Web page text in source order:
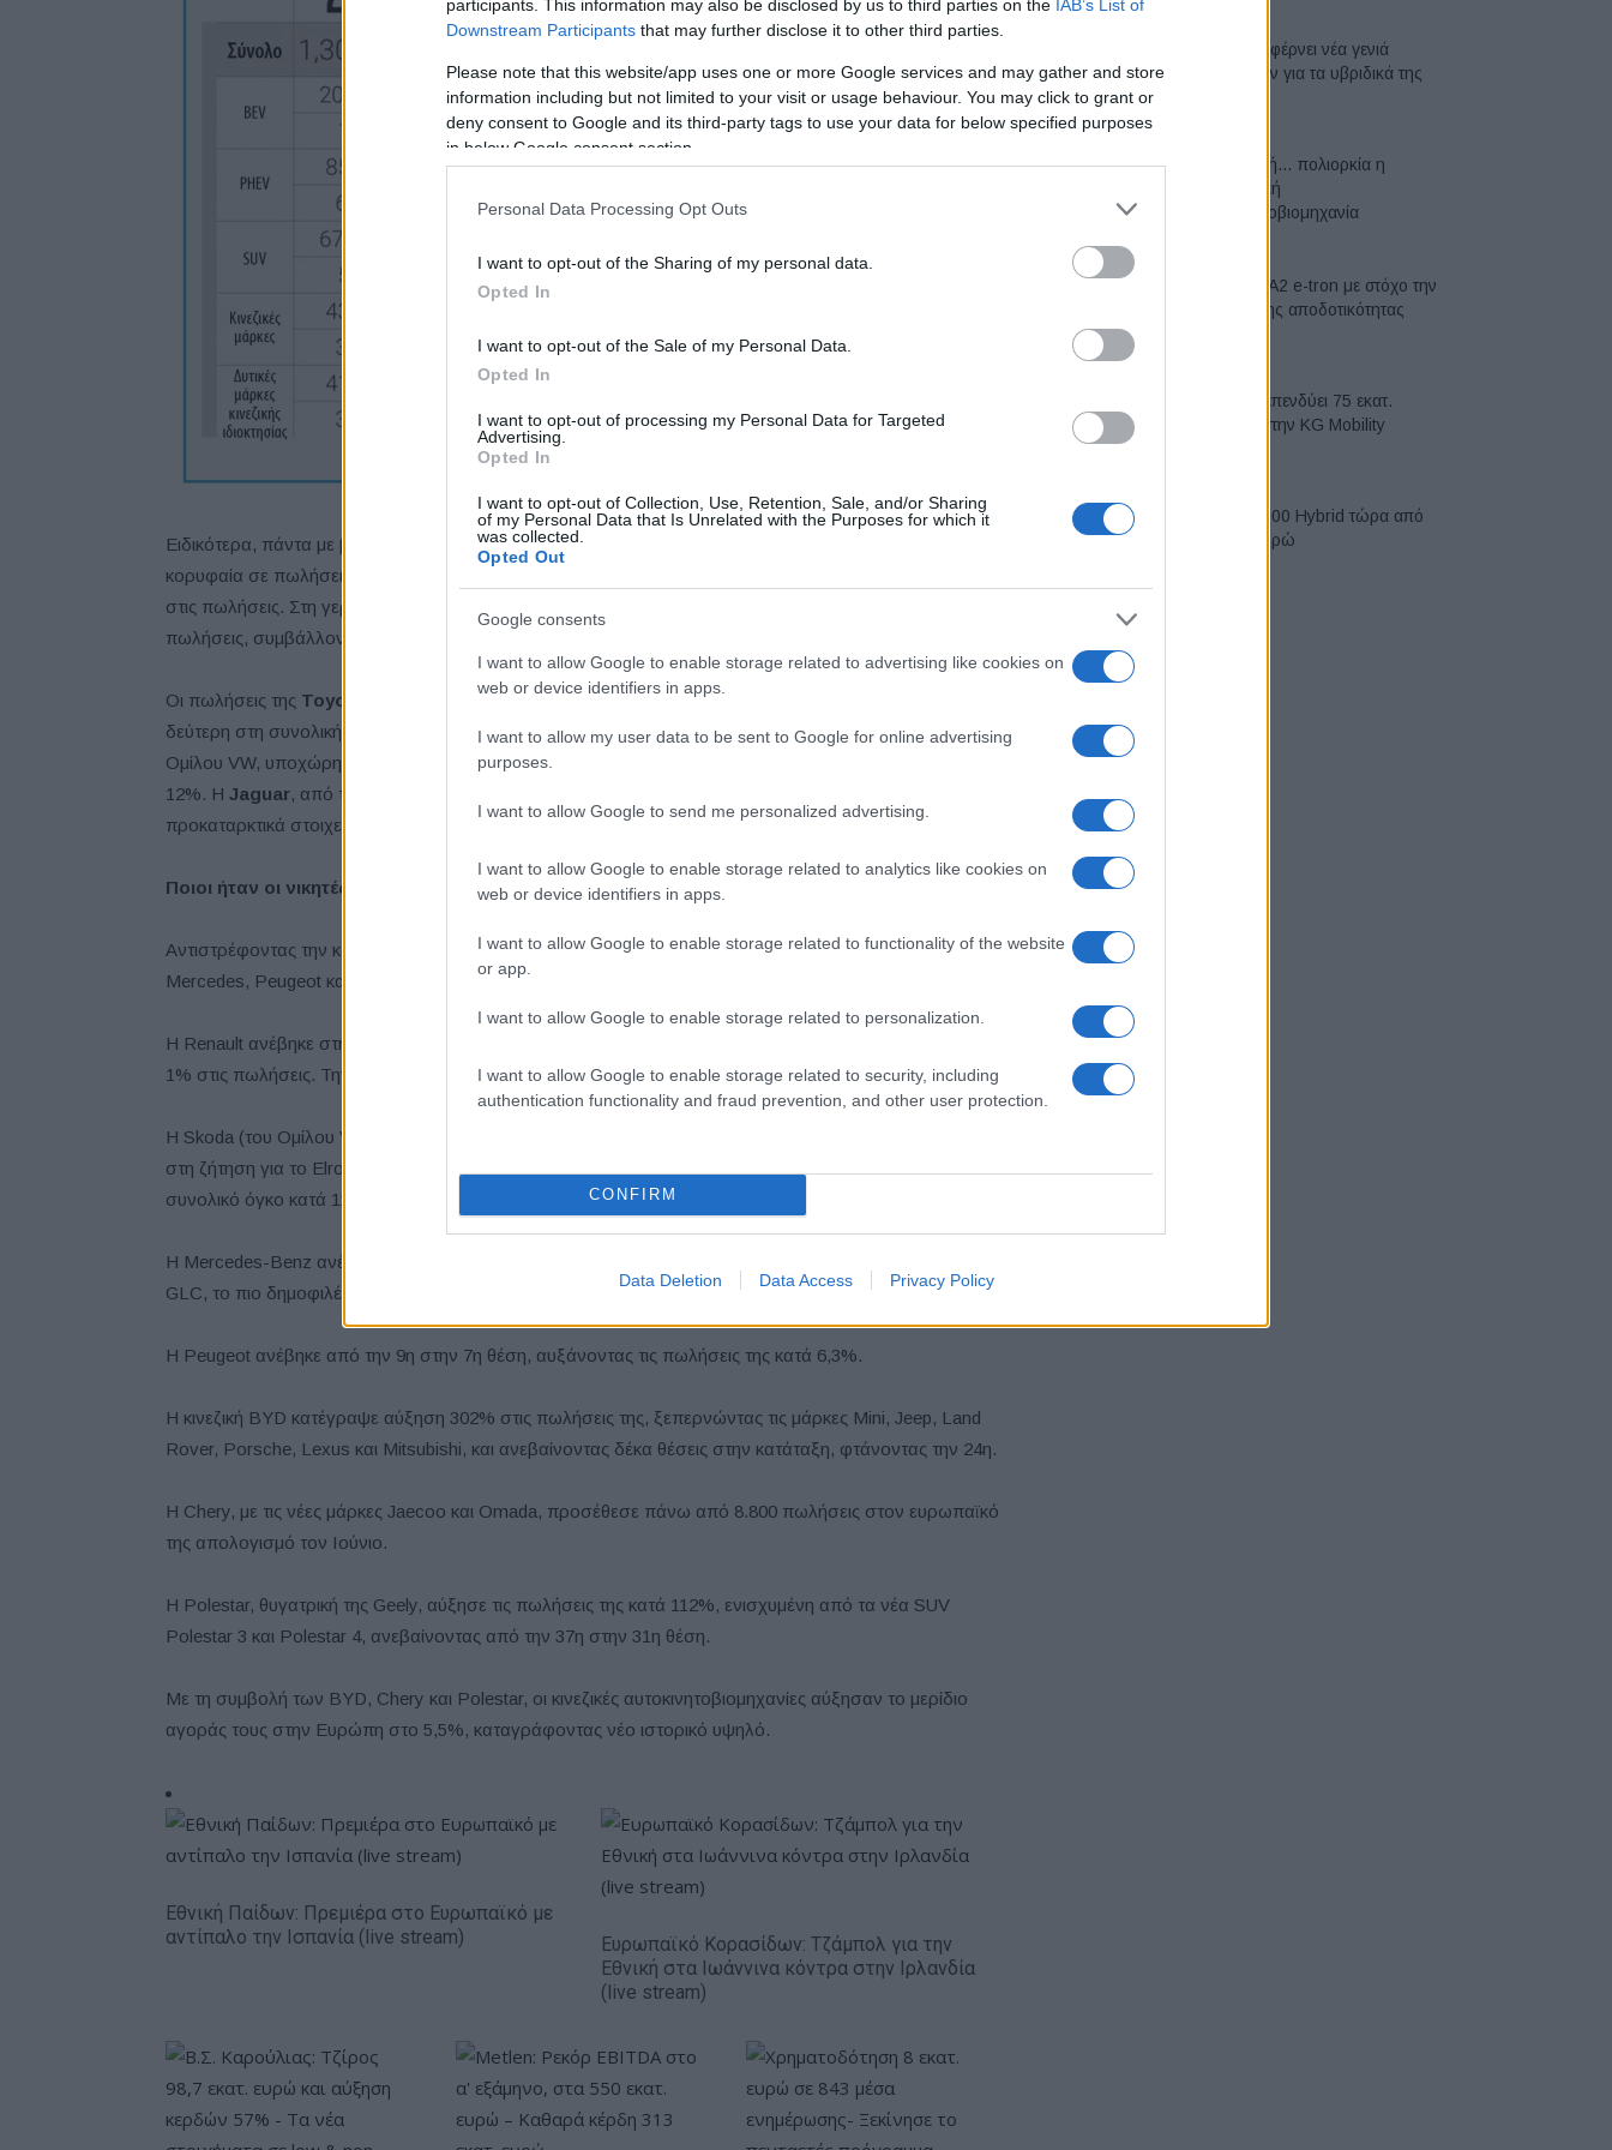
participants. This information may also be disclosed by us to third parties on the IAB’s List of
Downstream Participants that may further disclose it to other third parties.
Please note that this website/app uses one or more Google services and may gather and store
information including but not limited to your visit or usage behaviour. You may click to grant or
deny consent to Google and its third-party tags to use your data for below specified purposes
in below Google consent section.
Personal Data Processing Opt Outs
I want to opt-out of the Sharing of my personal data.
Opted In
I want to opt-out of the Sale of my Personal Data.
Opted In
I want to opt-out of processing my Personal Data for Targeted
Advertising.
Opted In
I want to opt-out of Collection, Use, Retention, Sale, and/or Sharing
of my Personal Data that Is Unrelated with the Purposes for which it
was collected.
Opted Out
Google consents
I want to allow Google to enable storage related to advertising like cookies on
web or device identifiers in apps.
I want to allow my user data to be sent to Google for online advertising
purposes.
I want to allow Google to send me personalized advertising.
I want to allow Google to enable storage related to analytics like cookies on
web or device identifiers in apps.
I want to allow Google to enable storage related to functionality of the website
or app.
I want to allow Google to enable storage related to personalization.
I want to allow Google to enable storage related to security, including
authentication functionality and fraud prevention, and other user protection.
CONFIRM
Data Deletion Data Access Privacy Policy
Ειδικότερα, πάντα με βάση τα γενικότερα προσωρινά στοιχεία της
κορυφαία σε πωλήσεις στην Ευρώπη, δυσκολεύτηκε ιδιαίτερα τον Ιούνιο, σημειώνοντας πτώση 9,9%
στις πωλήσεις. Στη γερμανική αγορά, όπου παραδοσιακά κυριαρχεί, σημείωσε πτώση 21%, με 48.247
πωλήσεις, συμβάλλοντας καθοριστικά στη συνολική πτώση 14% της αγοράς στη Γερμανία.
Οι πωλήσεις της Toyota
στην Ευρώπη μειώθηκαν κατά 17% τον Ιούνιο, οδηγώντας την από τη
δεύτερη στη συνολική κατάταξη πίσω από τηVW,στην πέμπτη θέση. ΗAudi, μάρκα πολυτελείας του
Ομίλου VW, υποχώρησε από την 6η στην 9η θέση σε πωλήσεις στην Ευρώπη, καθώς σημείωσε πτώση
12%. Η Jaguar, από την άλλη, πούλησε μόλις 70 αυτοκίνητα στην Ευρώπη τον Ιούνιο, σύμφωνα με τα
προκαταρκτικά στοιχεία της Dataforce.
Ποιοι ήταν οι νικητές του Ιουνίου
Αντιστρέφοντας την καθοδική τάση του μήνα, θετικές επιδόσεις σημείωσαν οι Renault, Skoda,
Mercedes, Peugeot και αρκετές κινεζικές αυτοκινητοβιομηχανίες.
Η Renault ανέβηκε στη δεύτερη θέση στην Ευρώπη, ξεπερνώντας την Toyota, παρά τη μικρή πτώση
1% στις πωλήσεις. Την ώθηση δίνει η συνεχώς διευρυνόμενη γκάμα ηλεκτρικών μοντέλων της.
Η Skoda (του Ομίλου VW) ανέβηκε στην τρίτη θέση από την πέμπτη τον Ιούνιο του 2024, κυρίως χάρη
στη ζήτηση για το Elroq, ένα ηλεκτρικό compact SUV που προσέθεσε 9.480 πωλήσεις, αυξάνοντας τον
συνολικό όγκο κατά 11%.
Η Mercedes-Benz ανέβηκε από την 7η στην 6η θέση, σημειώνοντας αύξηση 3% στις πωλήσεις. Το SUV
GLC, το πιο δημοφιλές μοντέλο της μάρκας, σημείωσε αύξηση 24% σε σχέση με πέρυσι.
Η Peugeot ανέβηκε από την 9η στην 7η θέση, αυξάνοντας τις πωλήσεις της κατά 6,3%.
Η κινεζική BYD κατέγραψε αύξηση 302% στις πωλήσεις της, ξεπερνώντας τις μάρκες Mini, Jeep, Land
Rover, Porsche, Lexus και Mitsubishi, και ανεβαίνοντας δέκα θέσεις στην κατάταξη, φτάνοντας την 24η.
Η Chery, με τις νέες μάρκες Jaecoo και Omada, προσέθεσε πάνω από 8.800 πωλήσεις στον ευρωπαϊκό
της απολογισμό τον Ιούνιο.
Η Polestar, θυγατρική της Geely, αύξησε τις πωλήσεις της κατά 112%, ενισχυμένη από τα νέα SUV
Polestar 3 και Polestar 4, ανεβαίνοντας από την 37η στην 31η θέση.
Με τη συμβολή των BYD, Chery και Polestar, οι κινεζικές αυτοκινητοβιομηχανίες αύξησαν το μερίδιο
αγοράς τους στην Ευρώπη στο 5,5%, καταγράφοντας νέο ιστορικό υψηλό.
Εθνική Παίδων: Πρεμιέρα στο Ευρωπαϊκό με
αντίπαλο την Ισπανία (live stream)
Ευρωπαϊκό Κορασίδων: Τζάμπολ για την
Εθνική στα Ιωάννινα κόντρα στην Ιρλανδία
(live stream)
Η Toyota φέρνει νέα γενιά
μπαταριών για τα υβριδικά της
Σε κινεζική… πολιορκία η
ευρωπαϊκή
αυτοκινητοβιομηχανία
Νέο Audi A2 e-tron με στόχο την
κορυφή της αποδοτικότητας
Η Chery επενδύει 75 εκατ.
δολάρια στην KG Mobility
Το FIAT 500 Hybrid τώρα από
18.990 ευρώ